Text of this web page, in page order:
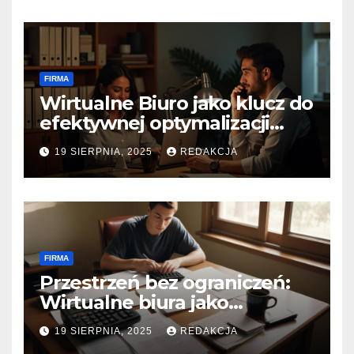
FIRMA
Wirtualne Biuro jako klucz do
efektywnej optymalizacji
podatkowej
19 SIERPNIA, 2025 REDAKCJA
FIRMA
Przestrzeń bez ograniczeń:
Wirtualne biura jako
katalizator wzrostu dla
małych przedsiębiorstw
19 SIERPNIA, 2025 REDAKCJA